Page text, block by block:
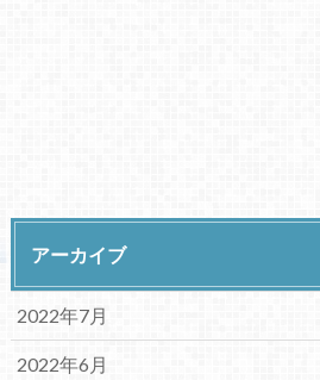
アーカイブ
2022年7月
2022年6月